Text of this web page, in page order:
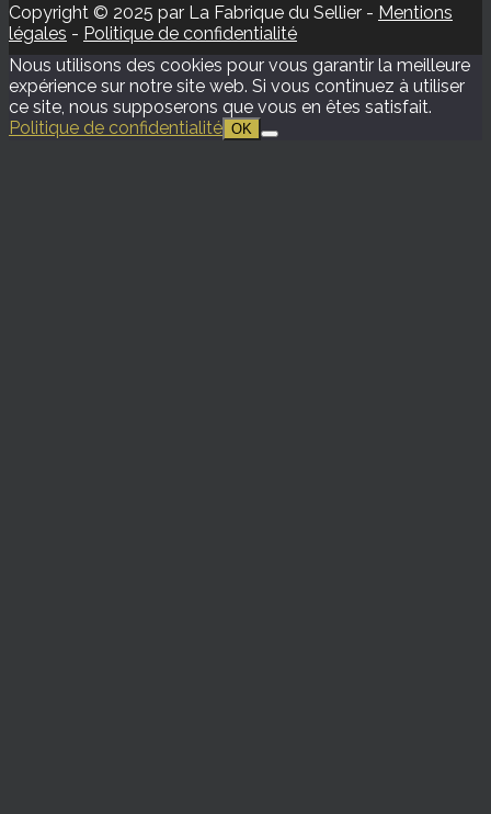
Copyright © 2025 par La Fabrique du Sellier - Mentions
légales - Politique de confidentialité
Nous utilisons des cookies pour vous garantir la meilleure
expérience sur notre site web. Si vous continuez à utiliser
ce site, nous supposerons que vous en êtes satisfait.
Politique de confidentialité OK